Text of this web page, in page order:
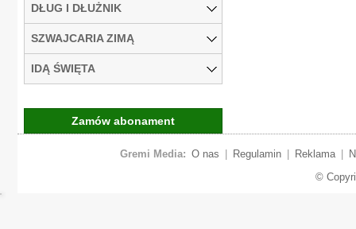
DŁUG I DŁUŻNIK
SZWAJCARIA ZIMĄ
IDĄ ŚWIĘTA
Zamów abonament
Gremi Media: O nas Regulamin Reklama
©